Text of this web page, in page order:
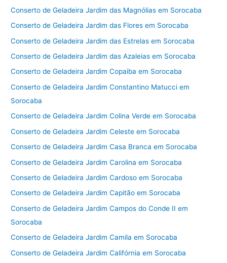
Conserto de Geladeira Jardim das Magnólias em Sorocaba
Conserto de Geladeira Jardim das Flores em Sorocaba
Conserto de Geladeira Jardim das Estrelas em Sorocaba
Conserto de Geladeira Jardim das Azaleias em Sorocaba
Conserto de Geladeira Jardim Copaiba em Sorocaba
Conserto de Geladeira Jardim Constantino Matucci em
Sorocaba
Conserto de Geladeira Jardim Colina Verde em Sorocaba
Conserto de Geladeira Jardim Celeste em Sorocaba
Conserto de Geladeira Jardim Casa Branca em Sorocaba
Conserto de Geladeira Jardim Carolina em Sorocaba
Conserto de Geladeira Jardim Cardoso em Sorocaba
Conserto de Geladeira Jardim Capitão em Sorocaba
Conserto de Geladeira Jardim Campos do Conde II em
Sorocaba
Conserto de Geladeira Jardim Camila em Sorocaba
Conserto de Geladeira Jardim Califórnia em Sorocaba